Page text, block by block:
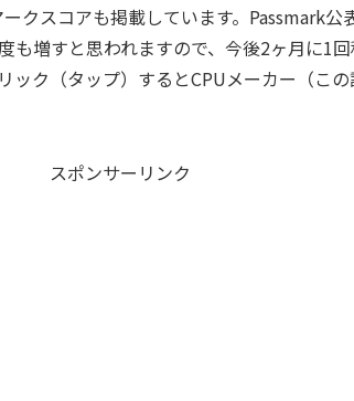
クスコアも掲載しています。Passmark
も増すと思われますので、今後2ヶ月に1
ック（タップ）するとCPUメーカー（こ
スポンサーリンク